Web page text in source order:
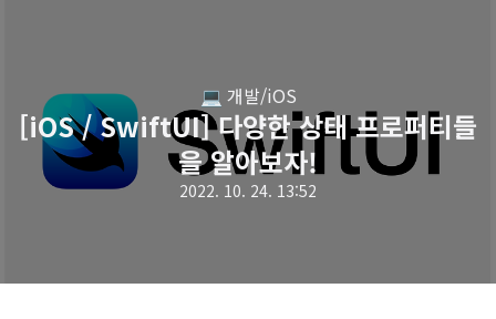
💻 개발/iOS
[iOS / SwiftUI] 다양한 상태 프로퍼티들
을 알아보자!
2022. 10. 24. 13:52